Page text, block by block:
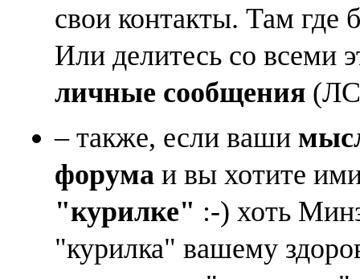
свои контакты. Там где
Или делитесь со всеми
личные сообщения
– также, если ваши
форума и вы хотите
"курилке" :-) хоть
"курилка" вашему